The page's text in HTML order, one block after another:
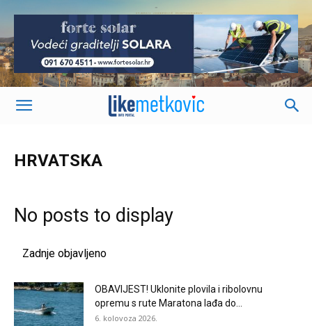
-
HRVATSKA
No posts to display
Zadnje objavljeno
OBAVIJEST! Uklonite plovila i ribolovnu
opremu s rute Maratona lađa do...
6. kolovoza 2026.